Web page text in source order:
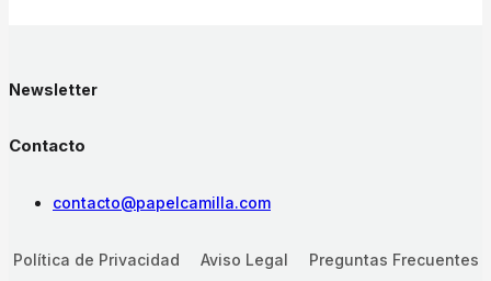
Newsletter
Contacto
contacto@papelcamilla.com
Política de Privacidad Aviso Legal Preguntas Frecuentes